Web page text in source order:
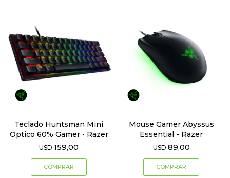
Teclado Huntsman Mini
Optico 60% Gamer • Razer
USD 159,00
Mouse Gamer Abyssus
Essential - Razer
USD 89,00